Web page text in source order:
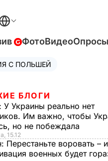
ФотоВидеоОпросы
С ПОЛЬШЕЙ
БЛОГИ
У Украины реально нет
Им важно, чтобы
но не побеждала
15.12
Перестаньте воровать – и
военных будет